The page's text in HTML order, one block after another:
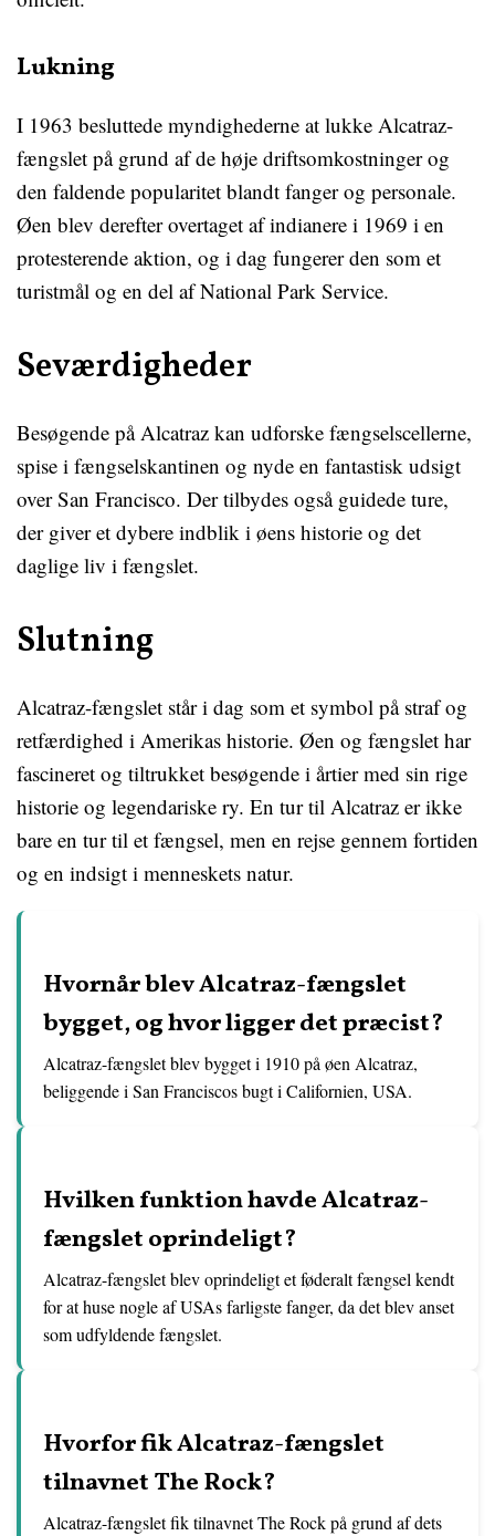
Lukning
I 1963 besluttede myndighederne at lukke Alcatraz-
fængslet på grund af de høje driftsomkostninger og
den faldende popularitet blandt fanger og personale.
Øen blev derefter overtaget af indianere i 1969 i en
protesterende aktion, og i dag fungerer den som et
turistmål og en del af National Park Service.
Seværdigheder
Besøgende på Alcatraz kan udforske fængselscellerne,
spise i fængselskantinen og nyde en fantastisk udsigt
over San Francisco. Der tilbydes også guidede ture,
der giver et dybere indblik i øens historie og det
daglige liv i fængslet.
Slutning
Alcatraz-fængslet står i dag som et symbol på straf og
retfærdighed i Amerikas historie. Øen og fængslet har
fascineret og tiltrukket besøgende i årtier med sin rige
historie og legendariske ry. En tur til Alcatraz er ikke
bare en tur til et fængsel, men en rejse gennem fortiden
og en indsigt i menneskets natur.
Hvornår blev Alcatraz-fængslet
bygget, og hvor ligger det præcist?
Alcatraz-fængslet blev bygget i 1910 på øen Alcatraz,
beliggende i San Franciscos bugt i Californien, USA.
Hvilken funktion havde Alcatraz-
fængslet oprindeligt?
Alcatraz-fængslet blev oprindeligt et føderalt fængsel kendt
for at huse nogle af USAs farligste fanger, da det blev anset
som udfyldende fængslet.
Hvorfor fik Alcatraz-fængslet
tilnavnet The Rock?
Alcatraz-fængslet fik tilnavnet The Rock på grund af dets